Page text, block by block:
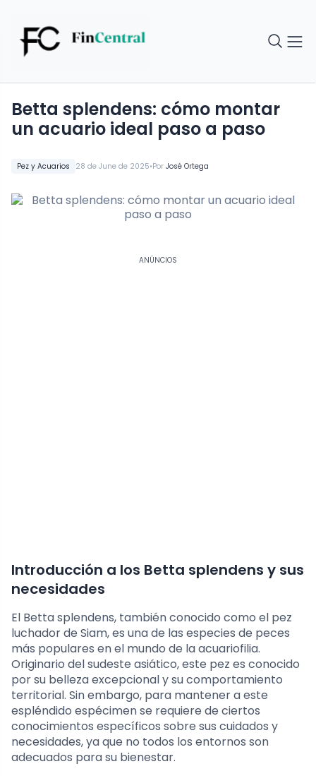
Pez y Acuarios 28 de June de 2025•Por José Ortega
Betta splendens: cómo montar
un acuario ideal paso a paso
ANÚNCIOS
Introducción a los Betta splendens y sus
necesidades
El Betta splendens, también conocido como el pez
luchador de Siam, es una de las especies de peces
más populares en el mundo de la acuariofilia.
Originario del sudeste asiático, este pez es conocido
por su belleza excepcional y su comportamiento
territorial. Sin embargo, para mantener a este
espléndido espécimen se requiere de ciertos
conocimientos específicos sobre sus cuidados y
necesidades, ya que no todos los entornos son
adecuados para su bienestar.